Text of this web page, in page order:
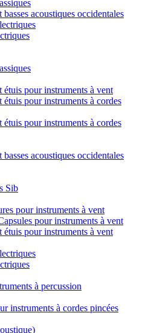
basses acoustiques occidentales
étuis pour instruments à vent
étuis pour instruments à cordes
étuis pour instruments à cordes
basses acoustiques occidentales
Sib
pour instruments à vent
pour instruments à vent
étuis pour instruments à vent
à percussion
instruments à cordes pincées